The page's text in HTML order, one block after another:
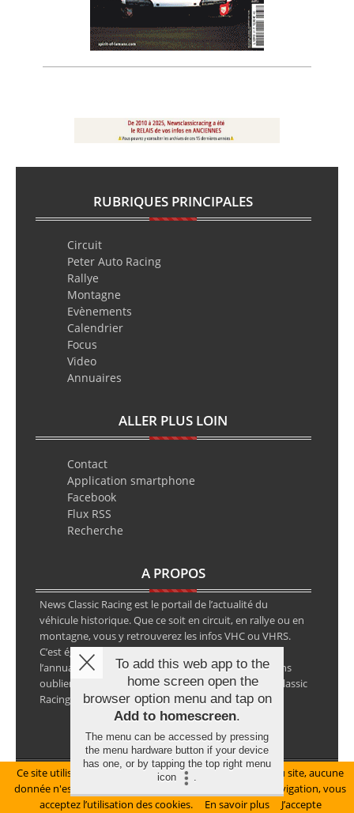
RUBRIQUES PRINCIPALES
Circuit
Peter Auto Racing
Rallye
Montagne
Evènements
Calendrier
Focus
Video
Annuaires
ALLER PLUS LOIN
Contact
Application smartphone
Facebook
Flux RSS
Recherche
A PROPOS
News Classic Racing est le portail de l’actualité du
véhicule historique. Que ce soit en circuit, en rallye ou en
montagne, vous y retrouverez les infos VHC ou VHRS.
C’est également le calendrier des épreuves ainsi que
l’annuaire des spécialistes de la voiture ancienne, sans
oublier les petites annonces avec notre partenaire Classic
Racing Annonces.
Mentions légales
© Copyright 2026 NewsClassicRacing, tous droits réservés
Ce site utilise des cookies pour le bon fonctionnement du site, aucune
donnée n'est collectée à ce titre. En poursuivant votre navigation, vous
acceptez l’utilisation des cookies.
En savoir plus J’accepte
To add this web app to the
home screen open the
browser option menu and tap on
Add to homescreen.
The menu can be accessed by pressing
the menu hardware button if your device
has one, or by tapping the top right menu
icon
.